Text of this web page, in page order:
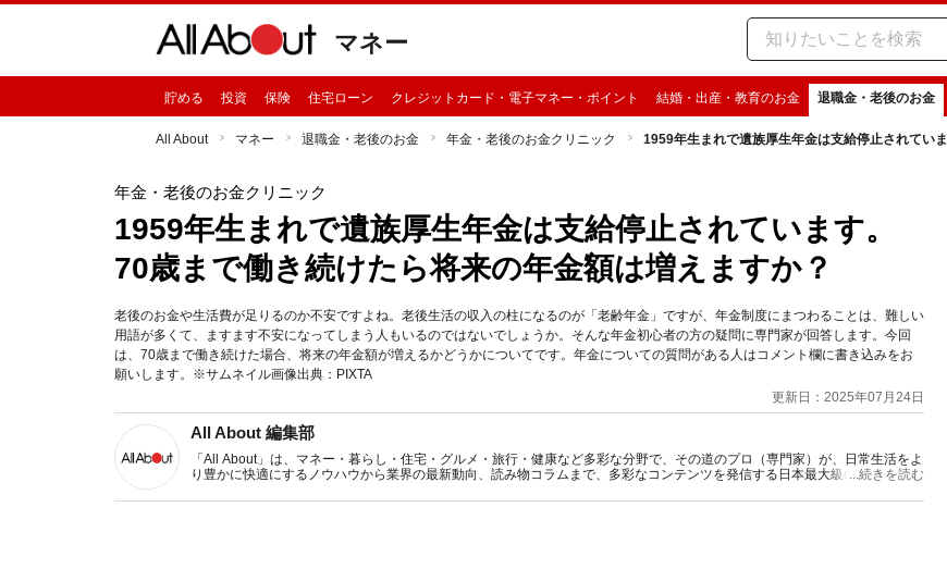
マネー
貯める 投資 保険 住宅ローン クレジットカード・電子マネー・ポイント 結婚・出産・教育のお金 退職金・老後のお金
All About マネー 退職金・老後のお金 年金・老後のお金クリニック 1959年生まれで遺族厚生年金は支給停止されてい
年金・老後のお金クリニック
1959年生まれで遺族厚生年金は支給停止されています。
70歳まで働き続けたら将来の年金額は増えますか？
老後のお金や生活費が足りるのか不安ですよね。老後生活の収入の柱になるのが「老齢年金」ですが、年金制度にまつわることは、難しい
用語が多くて、ますます不安になってしまう人もいるのではないでしょうか。そんな年金初心者の方の疑問に専門家が回答します。今回
は、70歳まで働き続けた場合、将来の年金額が増えるかどうかについてです。年金についての質問がある人はコメント欄に書き込みをお
願いします。※サムネイル画像出典：PIXTA
更新日：2025年07月24日
All About 編集部
「All About」は、マネー・暮らし・住宅・グルメ・旅行・健康など多彩な分野で、その道のプロ（専門家）が、日常生活をよ
り豊かに快適にするノウハウから業界の最新動向、読み物コラムまで、多彩なコンテンツを発信する日本最大級の総合情報サ
...続きを読む